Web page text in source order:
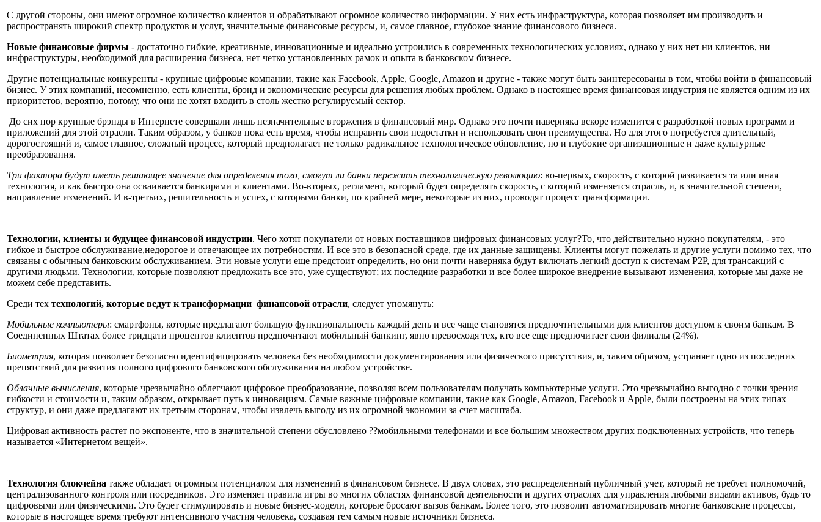
С другой стороны, они имеют огромное количество клиентов и обрабатывают огромное количество информации. У них есть инфраструктура, которая позволяет им производить и
распространять широкий спектр продуктов и услуг, значительные финансовые ресурсы, и, самое главное, глубокое знание финансового бизнеса.
Новые финансовые фирмы - достаточно гибкие, креативные, инновационные и идеально устроились в современных технологических условиях, однако у них нет ни клиентов, ни
инфраструктуры, необходимой для расширения бизнеса, нет четко установленных рамок и опыта в банковском бизнесе.
Другие потенциальные конкуренты - крупные цифровые компании, такие как Facebook, Apple, Google, Amazon и другие - также могут быть заинтересованы в том, чтобы войти в финансовый
бизнес. У этих компаний, несомненно, есть клиенты, брэнд и экономические ресурсы для решения любых проблем. Однако в настоящее время финансовая индустрия не является одним из их
приоритетов, вероятно, потому, что они не хотят входить в столь жестко регулируемый сектор.
До сих пор крупные брэнды в Интернете совершали лишь незначительные вторжения в финансовый мир. Однако это почти наверняка вскоре изменится с разработкой новых программ и
приложений для этой отрасли. Таким образом, у банков пока есть время, чтобы исправить свои недостатки и использовать свои преимущества. Но для этого потребуется длительный,
дорогостоящий и, самое главное, сложный процесс, который предполагает не только радикальное технологическое обновление, но и глубокие организационные и даже культурные
преобразования.
Три фактора будут иметь решающее значение для определения того, смогут ли банки пережить технологическую революцию: во-первых, скорость, с которой развивается та или иная
технология, и как быстро она осваивается банкирами и клиентами. Во-вторых, регламент, который будет определять скорость, с которой изменяется отрасль, и, в значительной степени,
направление изменений. И в-третьих, решительность и успех, с которыми банки, по крайней мере, некоторые из них, проводят процесс трансформации.
Технологии, клиенты и будущее финансовой индустрии. Чего хотят покупатели от новых поставщиков цифровых финансовых услуг?То, что действительно нужно покупателям, - это
гибкое и быстрое обслуживание,недорогое и отвечающее их потребностям. И все это в безопасной среде, где их данные защищены. Клиенты могут пожелать и другие услуги помимо тех, что
связаны с обычным банковским обслуживанием. Эти новые услуги еще предстоит определить, но они почти наверняка будут включать легкий доступ к системам P2P, для трансакций с
другими людьми. Технологии, которые позволяют предложить все это, уже существуют; их последние разработки и все более широкое внедрение вызывают изменения, которые мы даже не
можем себе представить.
Среди тех технологий, которые ведут к трансформации финансовой отрасли, следует упомянуть:
Мобильные компьютеры: смартфоны, которые предлагают большую функциональность каждый день и все чаще становятся предпочтительными для клиентов доступом к своим банкам. В
Соединенных Штатах более тридцати процентов клиентов предпочитают мобильный банкинг, явно превосходя тех, кто все еще предпочитает свои филиалы (24%).
Биометрия, которая позволяет безопасно идентифицировать человека без необходимости документирования или физического присутствия, и, таким образом, устраняет одно из последних
препятствий для развития полного цифрового банковского обслуживания на любом устройстве.
Облачные вычисления, которые чрезвычайно облегчают цифровое преобразование, позволяя всем пользователям получать компьютерные услуги. Это чрезвычайно выгодно с точки зрения
гибкости и стоимости и, таким образом, открывает путь к инновациям. Самые важные цифровые компании, такие как Google, Amazon, Facebook и Apple, были построены на этих типах
структур, и они даже предлагают их третьим сторонам, чтобы извлечь выгоду из их огромной экономии за счет масштаба.
Цифровая активность растет по экспоненте, что в значительной степени обусловлено ??мобильными телефонами и все большим множеством других подключенных устройств, что теперь
называется «Интернетом вещей».
Технология блокчейна также обладает огромным потенциалом для изменений в финансовом бизнесе. В двух словах, это распределенный публичный учет, который не требует полномочий,
централизованного контроля или посредников. Это изменяет правила игры во многих областях финансовой деятельности и других отраслях для управления любыми видами активов, будь то
цифровыми или физическими. Это будет стимулировать и новые бизнес-модели, которые бросают вызов банкам. Более того, это позволит автоматизировать многие банковские процессы,
которые в настоящее время требуют интенсивного участия человека, создавая тем самым новые источники бизнеса.